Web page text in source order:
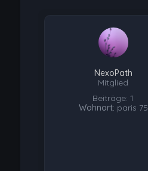
NexoPath
Mitglied
Beiträge: 1
Wohnort: paris 75